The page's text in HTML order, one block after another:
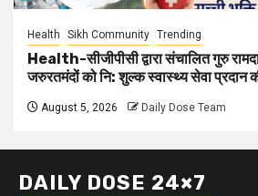
Health Sikh Community Trending
Health-सीजीपीसी द्वारा संचालित गुरु
जरुरतमंदों को नि: शुल्क स्वास्थ्य सेवा प्रदान
August 5, 2026 Daily Dose Team
DAILY DOSE 24×7